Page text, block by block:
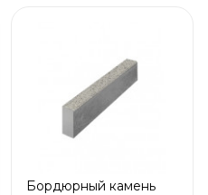
Бордюрный камень